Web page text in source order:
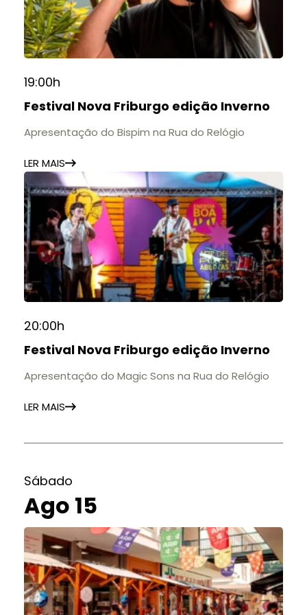
19:00h
Festival Nova Friburgo edição Inverno
Apresentação do Bispim na Rua do Relógio
LER MAIS
20:00h
Festival Nova Friburgo edição Inverno
Apresentação do Magic Sons na Rua do Relógio
LER MAIS
Sábado
Ago 15